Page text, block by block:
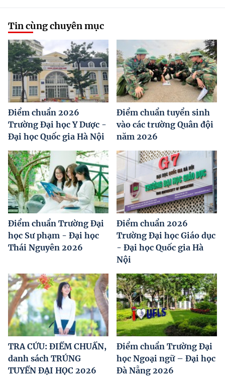
Tin cùng chuyên mục
Điểm chuẩn 2026
Trường Đại học Y Dược -
Đại học Quốc gia Hà Nội
Điểm chuẩn tuyển sinh
vào các trường Quân đội
năm 2026
Điểm chuẩn Trường Đại
học Sư phạm - Đại học
Thái Nguyên 2026
Điểm chuẩn 2026
Trường Đại học Giáo dục
- Đại học Quốc gia Hà
Nội
TRA CỨU: ĐIỂM CHUẨN,
danh sách TRÚNG
TUYỂN ĐẠI HỌC 2026
Điểm chuẩn Trường Đại
học Ngoại ngữ – Đại học
Đà Nẵng 2026